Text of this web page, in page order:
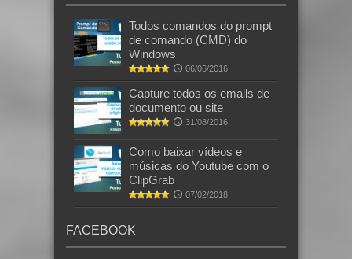
Todos comandos do prompt
de comando (CMD) do
Windows
06/06/2016
Capture todos os emails de
documento ou site
31/08/2016
Como baixar vídeos e
músicas do Youtube com o
ClipGrab
07/02/2018
FACEBOOK